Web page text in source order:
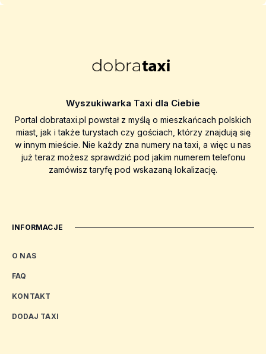
Wyszukiwarka Taxi dla Ciebie
Portal dobrataxi.pl powstał z myślą o mieszkańcach polskich
miast, jak i także turystach czy gościach, którzy znajdują się
w innym mieście. Nie każdy zna numery na taxi, a więc u nas
już teraz możesz sprawdzić pod jakim numerem telefonu
zamówisz taryfę pod wskazaną lokalizację.
INFORMACJE
O NAS
FAQ
KONTAKT
DODAJ TAXI